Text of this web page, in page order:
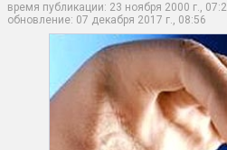
время публикации: 23 ноября 2000 г.,
обновление: 07 декабря 2017 г., 08:56